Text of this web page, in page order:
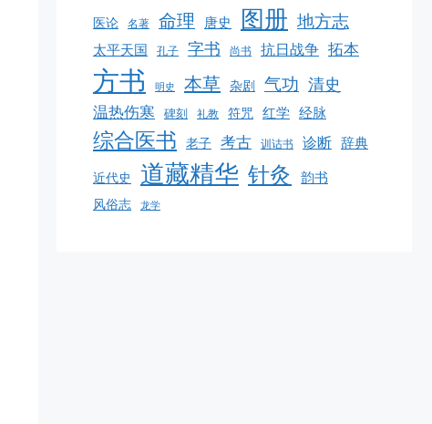
医论 名著 命理 唐史 图册 地方志
太平天国 孔子 字书 尚书 抗日战争 拓本
方书 明史 本草 杂剧 气功 清史
温热伤寒 碑刻 礼教 符咒 红学 经脉
综合医书 老子 考古 训诂书 诊断 辞典
近代史 道藏精华 针灸 韵书
风俗志 龙学